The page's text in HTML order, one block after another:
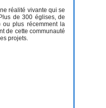
réalité vivante qui se
de 300 églises, de
ou plus récemment la
de cette communauté
projets.